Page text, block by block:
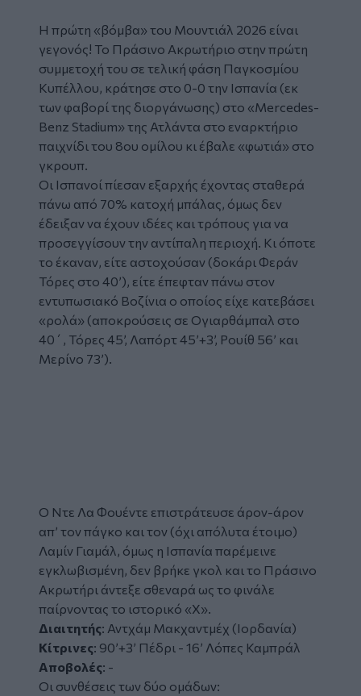
Η πρώτη «βόμβα» του Μουντιάλ 2026 είναι
γεγονός! Το Πράσινο Ακρωτήριο στην πρώτη
συμμετοχή του σε τελική φάση Παγκοσμίου
Κυπέλλου, κράτησε στο 0-0 την Ισπανία (εκ
των φαβορί της διοργάνωσης) στο «Mercedes-
Benz Stadium» της Ατλάντα στο εναρκτήριο
παιχνίδι του 8ου ομίλου κι έβαλε «φωτιά» στο
γκρουπ.
Οι Ισπανοί πίεσαν εξαρχής έχοντας σταθερά
πάνω από 70% κατοχή μπάλας, όμως δεν
έδειξαν να έχουν ιδέες και τρόπους για να
προσεγγίσουν την αντίπαλη περιοχή. Κι όποτε
το έκαναν, είτε αστοχούσαν (δοκάρι Φεράν
Τόρες στο 40’), είτε έπεφταν πάνω στον
εντυπωσιακό Βοζίνια ο οποίος είχε κατεβάσει
«ρολά» (αποκρούσεις σε Ογιαρθάμπαλ στο
40΄, Τόρες 45’, Λαπόρτ 45’+3’, Ρουίθ 56’ και
Μερίνο 73’).
Ο Ντε Λα Φουέντε επιστράτευσε άρον-άρον
απ’ τον πάγκο και τον (όχι απόλυτα έτοιμο)
Λαμίν Γιαμάλ, όμως η Ισπανία παρέμεινε
εγκλωβισμένη, δεν βρήκε γκολ και το Πράσινο
Ακρωτήρι άντεξε σθεναρά ως το φινάλε
παίρνοντας το ιστορικό «Χ».
Διαιτητής: Αντχάμ Μακχαντμέχ (Ιορδανία)
Κίτρινες: 90’+3’ Πέδρι - 16’ Λόπες Καμπράλ
Αποβολές: -
Οι συνθέσεις των δύο ομάδων: